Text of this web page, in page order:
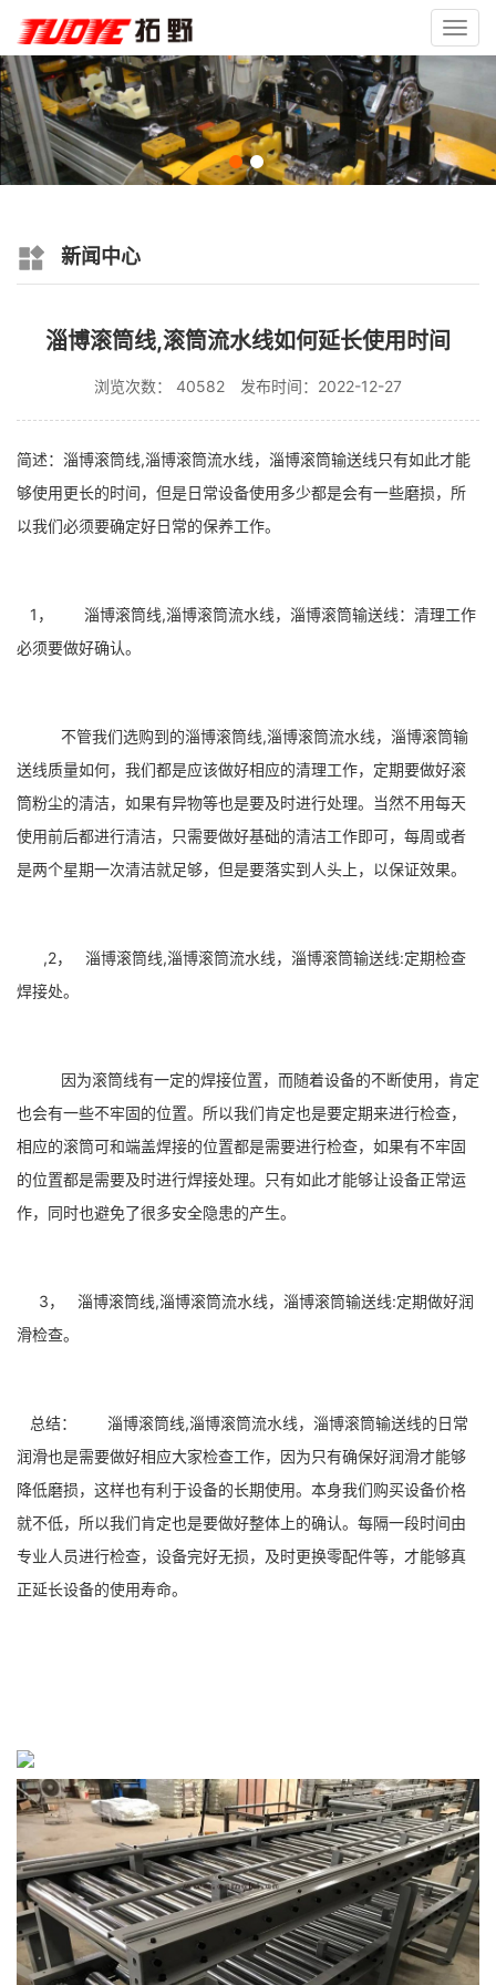
新闻中心
淄博滚筒线,滚筒流水线如何延长使用时间
浏览次数： 40582 发布时间：2022-12-27
简述：淄博滚筒线,淄博滚筒流水线，淄博滚筒输送线只有如此才能
够使用更长的时间，但是日常设备使用多少都是会有一些磨损，所
以我们必须要确定好日常的保养工作。
1， 淄博滚筒线,淄博滚筒流水线，淄博滚筒输送线：清理工作
必须要做好确认。
不管我们选购到的淄博滚筒线,淄博滚筒流水线，淄博滚筒输
送线质量如何，我们都是应该做好相应的清理工作，定期要做好滚
筒粉尘的清洁，如果有异物等也是要及时进行处理。当然不用每天
使用前后都进行清洁，只需要做好基础的清洁工作即可，每周或者
是两个星期一次清洁就足够，但是要落实到人头上，以保证效果。
,2， 淄博滚筒线,淄博滚筒流水线，淄博滚筒输送线:定期检查
焊接处。
因为滚筒线有一定的焊接位置，而随着设备的不断使用，肯定
也会有一些不牢固的位置。所以我们肯定也是要定期来进行检查，
相应的滚筒可和端盖焊接的位置都是需要进行检查，如果有不牢固
的位置都是需要及时进行焊接处理。只有如此才能够让设备正常运
作，同时也避免了很多安全隐患的产生。
3， 淄博滚筒线,淄博滚筒流水线，淄博滚筒输送线:定期做好润
滑检查。
总结： 淄博滚筒线,淄博滚筒流水线，淄博滚筒输送线的日常
润滑也是需要做好相应大家检查工作，因为只有确保好润滑才能够
降低磨损，这样也有利于设备的长期使用。本身我们购买设备价格
就不低，所以我们肯定也是要做好整体上的确认。每隔一段时间由
专业人员进行检查，设备完好无损，及时更换零配件等，才能够真
正延长设备的使用寿命。